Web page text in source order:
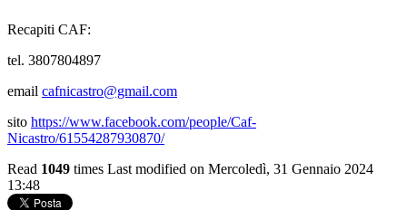
Recapiti CAF:
tel. 3807804897
email cafnicastro@gmail.com
sito https://www.facebook.com/people/Caf-
Nicastro/61554287930870/
Read 1049 times Last modified on Mercoledì, 31 Gennaio 2024
13:48